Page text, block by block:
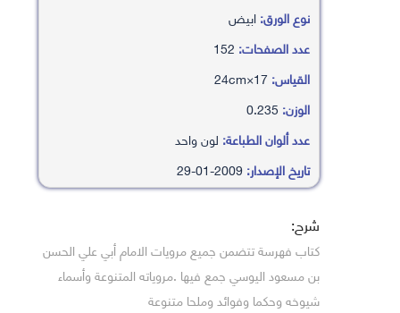
نوع الورق:ابيض
عدد الصفحات:
القياس:
الوزن:
عدد ألوان الطباعة: لون واحد
تاريخ الإصدار:
شرح:
كتاب فهرسة تتضمن جميع مرويات الامام أبي علي الحسن
بن مسعود اليوسي جمع فيها .مروياته المتنوعة وأسماء
شيوخه وحكما وفوائد وملحا متنوعة